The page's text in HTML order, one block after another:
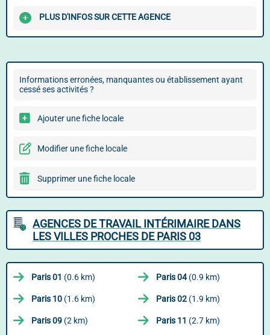
PLUS D'INFOS SUR CETTE AGENCE
Informations erronées, manquantes ou établissement ayant
cessé ses activités ?
Ajouter une fiche locale
Modifier une fiche locale
Supprimer une fiche locale
AGENCES DE TRAVAIL INTÉRIMAIRE DANS
LES VILLES PROCHES DE PARIS 03
Paris 01 (0.6 km) Paris 04(0.9 km)
Paris 10 (1.6 km) Paris 02 (1.9 km)
Paris 09 (2 km) Paris 11 (2.7 km)